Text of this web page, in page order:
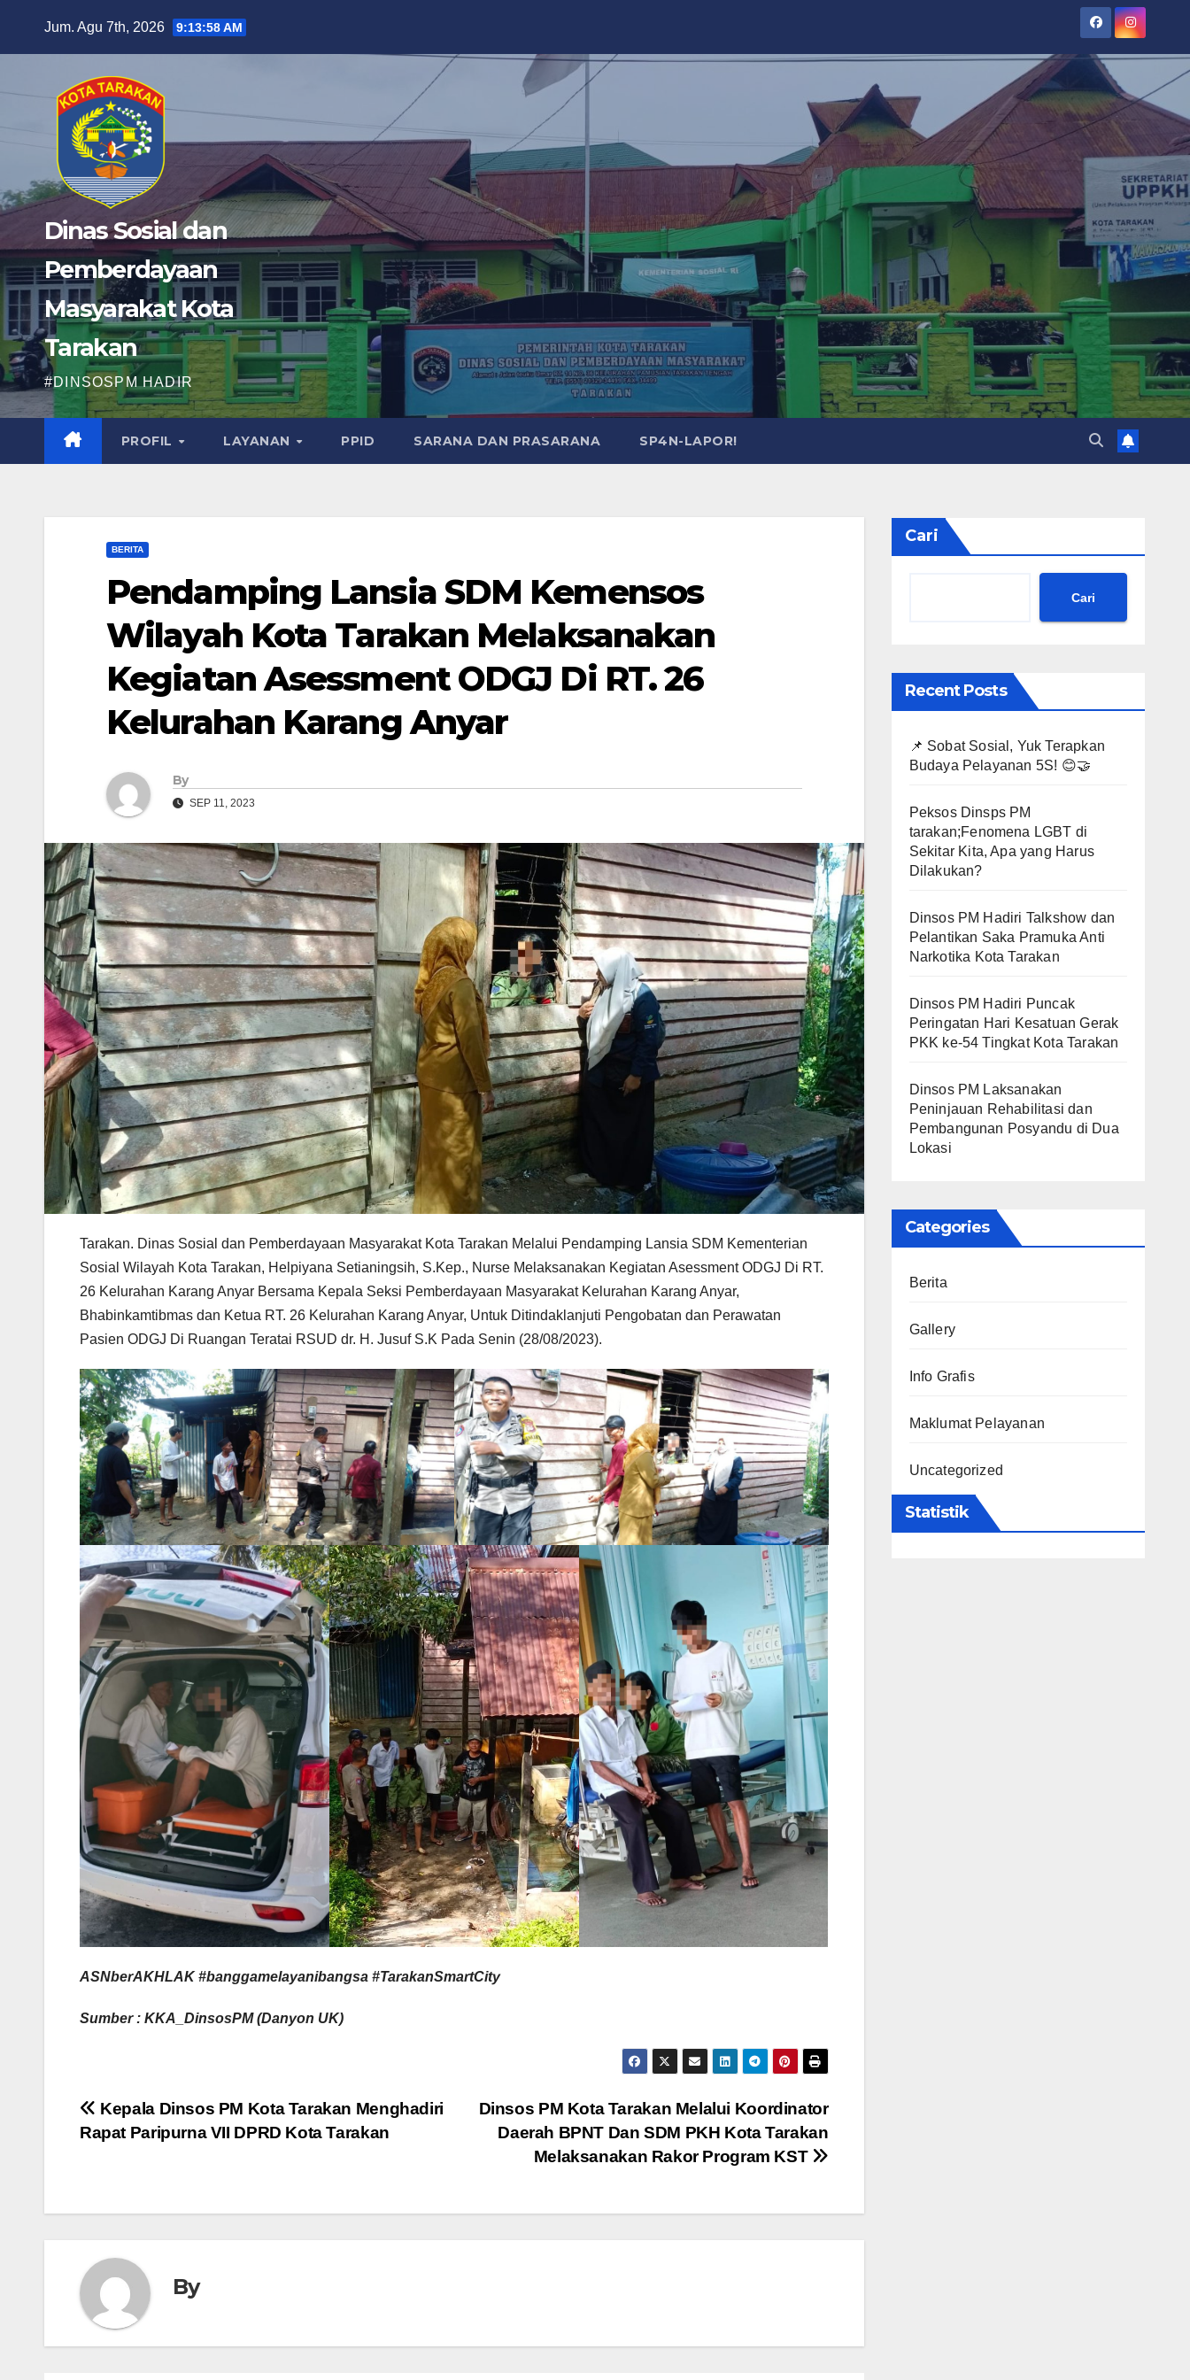
Jum. Agu 7th, 2026 9:14:00 AM
Dinas Sosial dan
Pemberdayaan
Masyarakat Kota
Tarakan
#DINSOSPM HADIR
PROFIL LAYANAN PPID SARANA DAN PRASARANA SP4N-LAPOR!
BERITA
Pendamping Lansia SDM Kemensos
Wilayah Kota Tarakan Melaksanakan
Kegiatan Asessment ODGJ Di RT. 26
Kelurahan Karang Anyar
By
SEP 11, 2023
Tarakan. Dinas Sosial dan Pemberdayaan Masyarakat Kota Tarakan Melalui Pendamping Lansia SDM Kementerian
Sosial Wilayah Kota Tarakan, Helpiyana Setianingsih, S.Kep., Nurse Melaksanakan Kegiatan Asessment ODGJ Di RT.
26 Kelurahan Karang Anyar Bersama Kepala Seksi Pemberdayaan Masyarakat Kelurahan Karang Anyar,
Bhabinkamtibmas dan Ketua RT. 26 Kelurahan Karang Anyar, Untuk Ditindaklanjuti Pengobatan dan Perawatan
Pasien ODGJ Di Ruangan Teratai RSUD dr. H. Jusuf S.K Pada Senin (28/08/2023).
ASNberAKHLAK #banggamelayanibangsa #TarakanSmartCity
Sumber : KKA_DinsosPM (Danyon UK)
Navigasi
pos
Dinsos PM Kota Tarakan Melalui Koordinator
Daerah BPNT Dan SDM PKH Kota Tarakan
Melaksanakan Rakor Program KST
Kepala Dinsos PM Kota Tarakan Menghadiri
Rapat Paripurna VII DPRD Kota Tarakan
By
Cari
Cari
Recent Posts
📌 Sobat Sosial, Yuk Terapkan
Budaya Pelayanan 5S! 😊🤝
Peksos Dinsps PM
tarakan;Fenomena LGBT di
Sekitar Kita, Apa yang Harus
Dilakukan?
Dinsos PM Hadiri Talkshow dan
Pelantikan Saka Pramuka Anti
Narkotika Kota Tarakan
Dinsos PM Hadiri Puncak
Peringatan Hari Kesatuan Gerak
PKK ke-54 Tingkat Kota Tarakan
Dinsos PM Laksanakan
Peninjauan Rehabilitasi dan
Pembangunan Posyandu di Dua
Lokasi
Categories
Berita
Gallery
Info Grafis
Maklumat Pelayanan
Uncategorized
Statistik